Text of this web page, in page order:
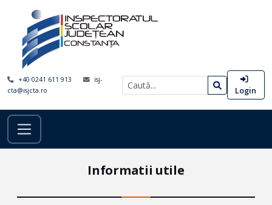
+40 0241 611 913
isj-
cta@isjcta.ro
Login
Informatii utile